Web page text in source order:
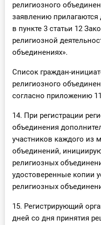
религиозного
заявлению
в пункте 3 статьи 12
религиозной
объединениях».
Список граждан-
религиозного
согласно приложению
14. При регистрации
объединения
участников каждого из
объединений,
религиозных
удостоверенные копии
религиозных
15. Регистрирующий
дней со дня принятия